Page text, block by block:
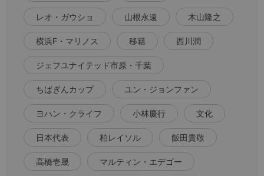
レオ・ガウショ 山根永遠 木山隆之
横浜F・マリノス 移籍 西川潤
ジェフユナイテッド市原・千葉
ちばぎんカップ ユン・ジョンファン
ヨハン・クライフ 小林慶行 文化
日本代表 柏レイソル 飯田貴敬
高橋壱晟 マルティン・エデゴー